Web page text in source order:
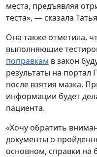
места, предъявляя
теста», — сказала
Она также отметила,
выполняющие
поправкам в закон
результаты на портал
после взятия мазка.
информации будет
пациента.
«Хочу обратить
документы о
основном, справки